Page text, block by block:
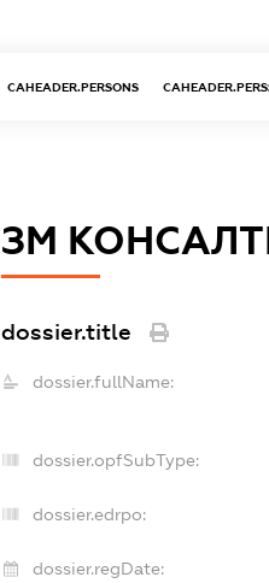
CAHEADER.PERSONS
ЗМ
dossier.title
dossier.fullName:
dossier.opfSubType:
dossier.edrpo:
dossier.regDate: